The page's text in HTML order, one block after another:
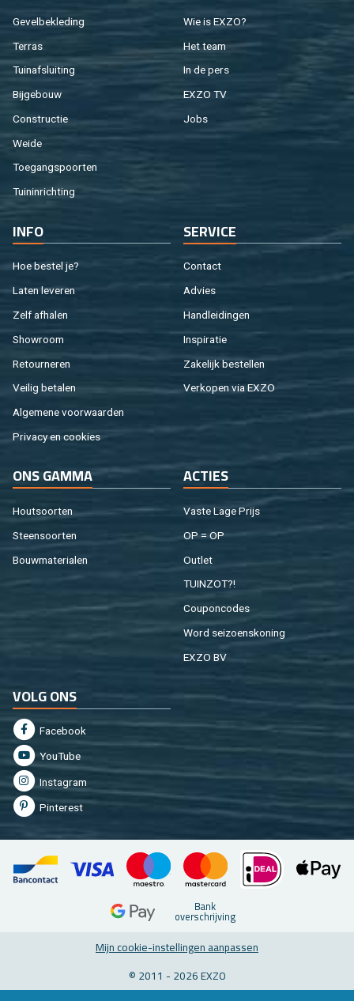
Ge­vel­be­kle­ding
Ter­ras
Tuin­af­slui­ting
Bij­ge­bouw
Con­struc­tie
Weide
Toe­gangs­poor­ten
Tuin­in­rich­ting
Wie is EXZO?
Het team
In de pers
EXZO TV
Jobs
INFO
Hoe be­stel je?
Laten le­ve­ren
Zelf af­ha­len
Show­room
Re­tour­ne­ren
Vei­lig be­ta­len
Al­ge­me­ne voor­waar­den
Pri­va­cy en coo­kies
SER­VI­CE
Con­tact
Ad­vies
Hand­lei­din­gen
In­spi­ra­tie
Za­ke­lijk be­stel­len
Ver­ko­pen via EXZO
ONS GAMMA
Hout­soor­ten
Steen­soor­ten
Bouw­ma­te­ri­a­len
AC­TIES
Vaste Lage Prijs
OP = OP
Out­let
TUIN­ZOT?!
Cou­pon­co­des
Word sei­zoens­ko­ning
EXZO BV
VOLG ONS
Fa­cebook
You­Tu­be
In­st­agram
Pin­te­rest
Bank
over­schrij­ving
Mijn coo­kie-in­stel­lin­gen aan­pas­sen
© 2011 - 2026 EXZO